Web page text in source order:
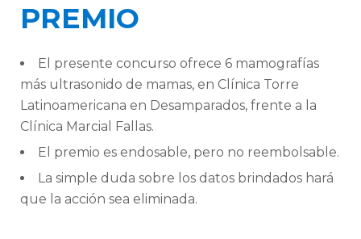
PREMIO
El presente concurso ofrece 6 mamografías
más ultrasonido de mamas, en Clínica Torre
Latinoamericana en Desamparados, frente a la
Clínica Marcial Fallas.
El premio es endosable, pero no reembolsable.
La simple duda sobre los datos brindados hará
que la acción sea eliminada.